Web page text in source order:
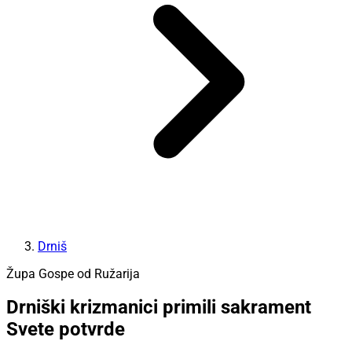
Drniš
Župa Gospe od Ružarija
Drniški krizmanici primili sakrament
Svete potvrde